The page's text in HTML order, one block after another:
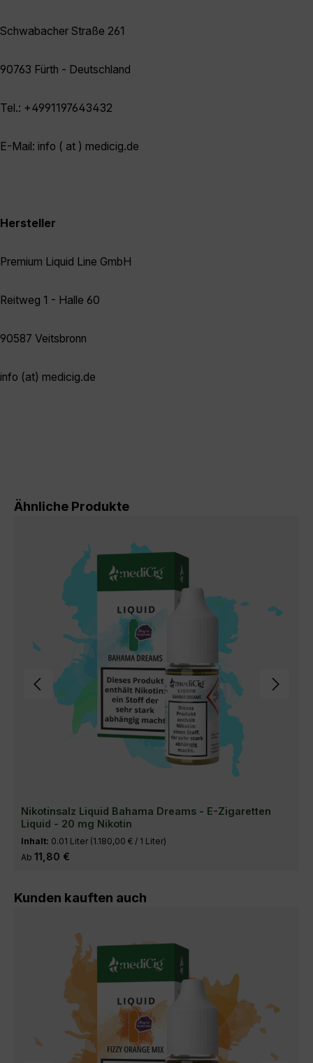
Schwabacher Straße 261
90763 Fürth - Deutschland
Tel.: +4991197643432
E-Mail: info ( at ) medicig.de
Hersteller
Premium Liquid Line GmbH
Reitweg 1 - Halle 60
90587 Veitsbronn
info (at) medicig.de
Produktgalerie überspringen
Ähnliche Produkte
Nikotinsalz Liquid Bahama Dreams - E-Zigaretten
Liquid - 20 mg Nikotin
Inhalt: 0.01 Liter (1.180,00 € / 1 Liter)
Regulärer Preis:
Ab11,80 €
Produktgalerie überspringen
Kunden kauften auch